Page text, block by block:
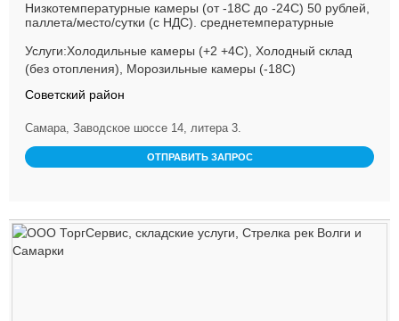
Низкотемпературные камеры (от -18С до -24С) 50 рублей,
паллета/место/сутки (с НДС). среднетемпературные
Услуги:Холодильные камеры (+2 +4С), Холодный склад
(без отопления), Морозильные камеры (-18С)
Советский район
Самара, Заводское шоссе 14, литера 3.
ОТПРАВИТЬ ЗАПРОС